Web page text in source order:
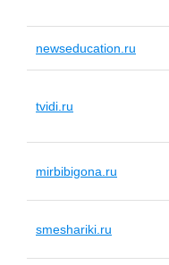
newseducation.ru
tvidi.ru
mirbibigona.ru
smeshariki.ru